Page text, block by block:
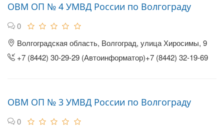
ОВМ ОП № 4 УМВД России по Волгограду
0
Волгоградская область, Волгоград, улица Хиросимы, 9
+7 (8442) 30-29-29 (Автоинформатор)+7 (8442) 32-19-69
ОВМ ОП № 3 УМВД России по Волгограду
0